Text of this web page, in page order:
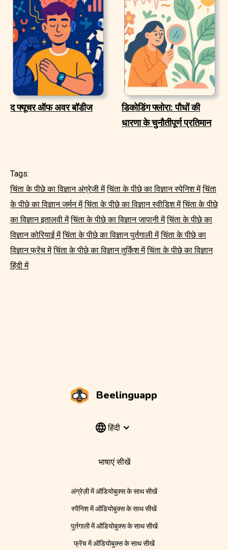
द फ्यूचर ऑफ अवर बॉडीज
डिकोडिंग फ्लोरा: पौधों की
धारणा के चुनौतीपूर्ण प्रतिमान
Tags:
चिंता के पीछे का विज्ञान अंग्रेजी में चिंता के पीछे का विज्ञान स्पेनिश में चिंता
के पीछे का विज्ञान जर्मन में चिंता के पीछे का विज्ञान स्वीडिश में चिंता के पीछे
का विज्ञान इतालवी में चिंता के पीछे का विज्ञान जापानी में चिंता के पीछे का
विज्ञान कोरियाई में चिंता के पीछे का विज्ञान पुर्तगाली में चिंता के पीछे का
विज्ञान फ्रेंच में चिंता के पीछे का विज्ञान तुर्किश में चिंता के पीछे का विज्ञान
हिंदी में
Beelinguapp
हिंदी
भाषाएं सीखें
अंग्रेज़ी में ऑडियोबुक्स के साथ सीखें
स्पैनिश में ऑडियोबुक्स के साथ सीखें
पुर्तगाली में ऑडियोबुक्स के साथ सीखें
फ्रेंच में ऑडियोबुक्स के साथ सीखें